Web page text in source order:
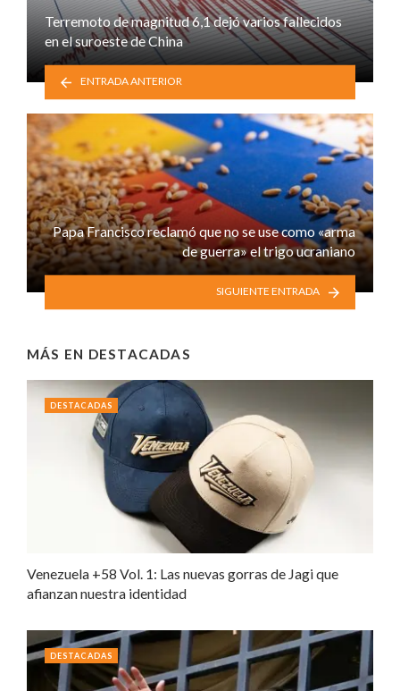
Terremoto de magnitud 6,1 dejó varios fallecidos
en el suroeste de China
ENTRADA ANTERIOR
Papa Francisco reclamó que no se use como «arma
de guerra» el trigo ucraniano
SIGUIENTE ENTRADA
MÁS EN DESTACADAS
Venezuela +58 Vol. 1: Las nuevas gorras de Jagi que
afianzan nuestra identidad
DESTACADAS
DESTACADAS